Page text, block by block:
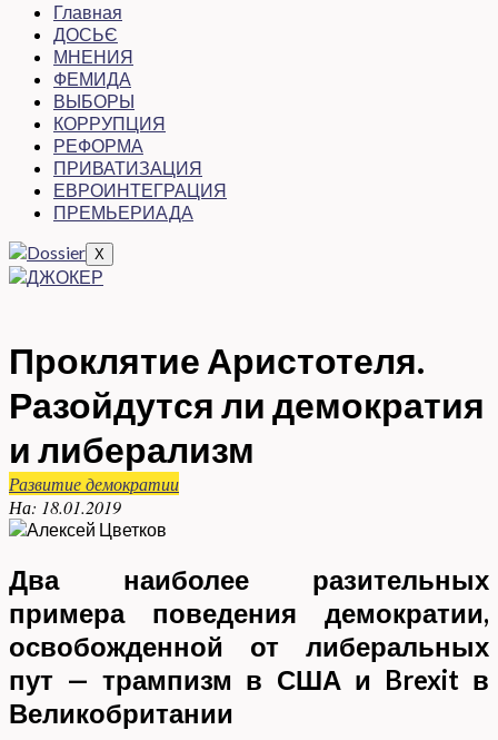
Главная
ДОСЬЄ
МНЕНИЯ
ФЕМИДА
ВЫБОРЫ
КОРРУПЦИЯ
РЕФОРМА
ПРИВАТИЗАЦИЯ
ЕВРОИНТЕГРАЦИЯ
ПРЕМЬЕРИАДА
X
Проклятие Аристотеля.
Разойдутся ли демократия
и либерализм
Развитие демократии
На: 18.01.2019
Два наиболее разительных
примера поведения демократии,
освобожденной от либеральных
пут — трампизм в США и Brexit в
Великобритании